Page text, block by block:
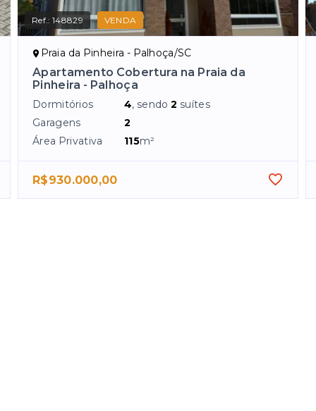
Ref.:148829 VENDA
Praia da Pinheira - Palhoça/SC
Apartamento Cobertura na Praia da
Pinheira - Palhoça
Dormitórios 4, sendo2 suítes
Garagens
2
Área Privativa
115m²
R$930.000,00